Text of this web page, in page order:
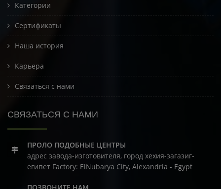
Категории
Сертификаты
Наша история
Карьера
Связаться с нами
СВЯЗАТЬСЯ С НАМИ
ПРОЛО ПОДОБНЫЕ ЦЕНТРЫ
адрес завода-изготовителя, город хехия-загазиг-
египет Factory: ElNubarya City, Alexandria - Egypt